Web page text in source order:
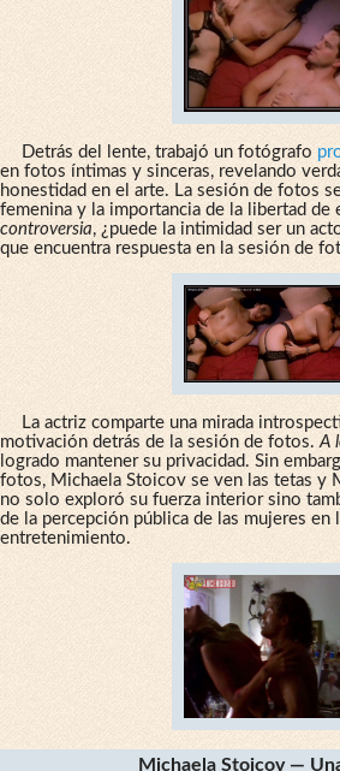
Detrás del lente, trabajó un fotógrafo
en fotos íntimas y sinceras, revelando
honestidad en el arte. La sesión de fotos
femenina y la importancia de la libertad de
controversia, ¿puede la intimidad ser un
que encuentra respuesta en la sesión de
La actriz comparte una mirada
motivación detrás de la sesión de fotos.A
logrado mantener su privacidad. Sin
fotos, Michaela Stoicov se ven las tetas y
no solo exploró su fuerza interior sino
de la percepción pública de las mujeres en
entretenimiento.
Michaela Stoicov —